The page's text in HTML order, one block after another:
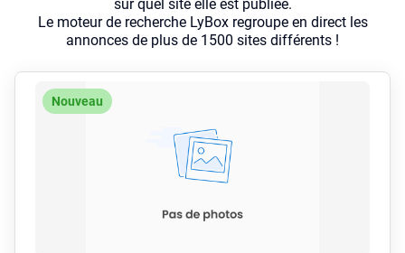
sur quel site elle est publiée.
Le moteur de recherche LyBox regroupe en direct les
annonces de plus de 1500 sites différents !
Nouveau